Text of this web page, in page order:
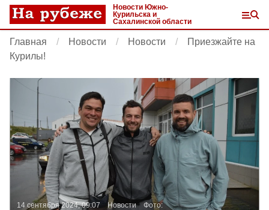
Новости Южно-
Курильска и
Сахалинской области
Главная Новости Новости
Приезжайте на
Курилы!
14 сентября 2024, 09:07 Новости Фото: